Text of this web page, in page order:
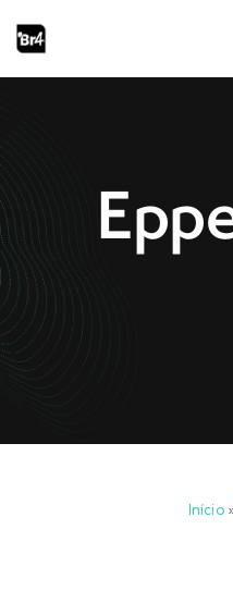
Marcas
Blog
Contato
Início